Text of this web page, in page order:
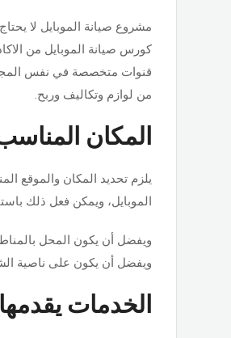
مشروع صيانة الموبايل لا
كورس صيانة الموبايل من
قنوات متخصصة في نفس
من لوازم وتكاليف وربح.
المكان
يلزم تحديد المكان والموقع
الموبايل، ويمكن فعل ذلك
ويفضل أن يكون المحل
ويفضل أن يكون على ناصية
الخدمات